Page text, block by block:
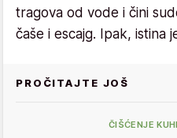
tragova od vode i čini
čaše i escajg. Ipak, istina
PROČITAJTE JOŠ
ČIŠĆENJE